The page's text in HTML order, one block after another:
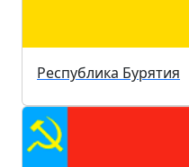
Республика Бурятия